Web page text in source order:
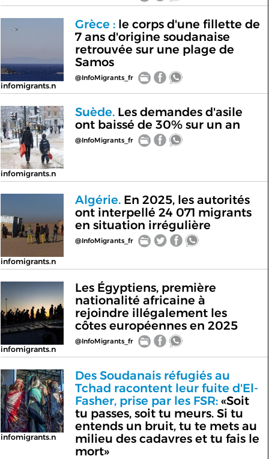
infomigrants.n
Grèce :le corps d'une fillette de
7 ans d'origine soudanaise
retrouvée sur une plage de
Samos
@InfoMigrants_fr
infomigrants.n
Suède.Les demandes d'asile
ont baissé de 30% sur un an
@InfoMigrants_fr
infomigrants.n
Algérie.En 2025, les autorités
ont interpellé 24 071 migrants
en situation irrégulière
@InfoMigrants_fr
infomigrants.n
Les Égyptiens, première
nationalité africaine à
rejoindre illégalement les
côtes européennes en 2025
@InfoMigrants_fr
infomigrants.n
Des Soudanais réfugiés au
Tchad racontent leur fuite d'El-
Fasher, prise par les FSR:«Soit
tu passes, soit tu meurs. Si tu
entends un bruit, tu te mets au
milieu des cadavres et tu fais le
mort»